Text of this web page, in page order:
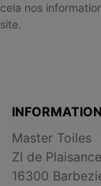
cela nos
site.
Master Toiles
ZI de Plaisance
16300